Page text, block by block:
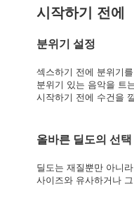
시작하기 전에
분위기 설정
섹스하기 전에 분위기
분위기 있는 음악을 트
시작하기 전에 수건을
올바른 딜도의 선택
딜도는 재질뿐만 아니
사이즈와 유사하거나